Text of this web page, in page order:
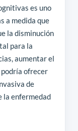
es uno
a medida que
la disminución
para la
aumentar el
podría ofrecer
de
la enfermedad